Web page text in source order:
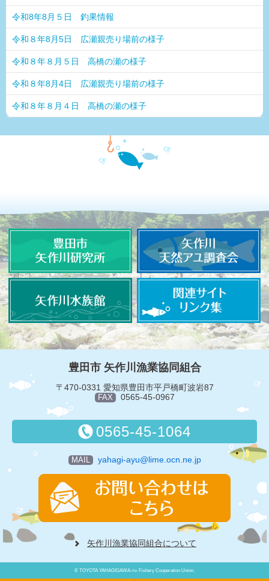
令和8年8月５日 釣果情報
令和８年8月5日 広瀬親売り場前の様子
令和８年８月５日 高橋の瀬の様子
令和８年8月4日 広瀬親売り場前の様子
令和８年８月４日 高橋の瀬の様子
豊田市 矢作川漁業協同組合
〒470-0331 愛知県豊田市平戸橋町波岩87
FAX 0565-45-0967
0565-45-1064
MAIL yahagi-ayu@lime.ocn.ne.jp
矢作川漁業協同組合について
© TOYOTA YAHAGIGAWA riv. Fishery Cooperation Union.